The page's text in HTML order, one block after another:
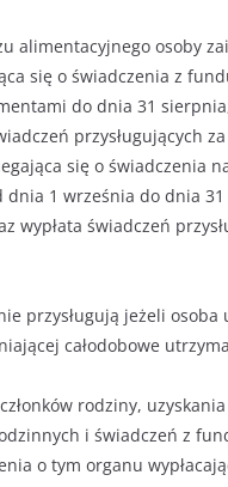
alimentacyjnego osoby
się o świadczenia z
do dnia 31
przysługujących
się o świadczenia
1 września do dnia
wypłata świadczeń
przysługują jeżeli osoba
całodobowe
rodziny,
i świadczeń z
o tym organu